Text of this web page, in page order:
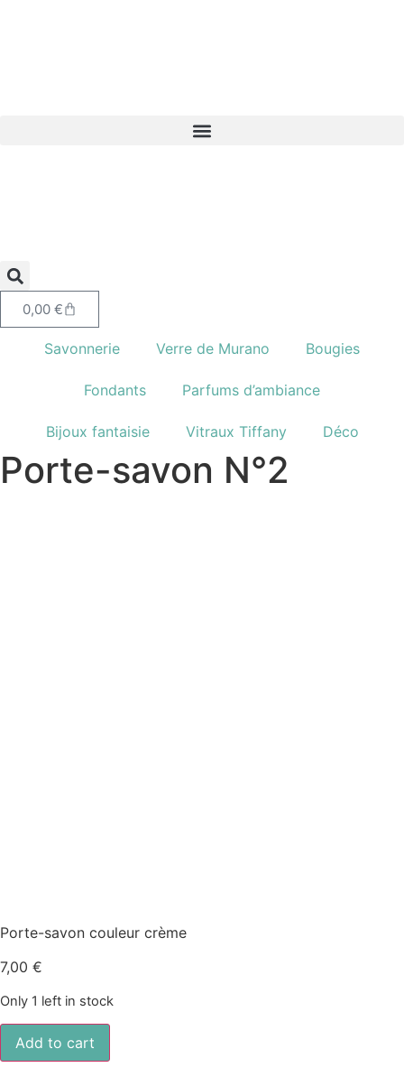
0,00 €
Savonnerie Verre de Murano Bougies
Fondants Parfums d’ambiance
Bijoux fantaisie Vitraux Tiffany Déco
Porte-savon N°2
Porte-savon couleur crème
7,00 €
Only 1 left in stock
Add to cart